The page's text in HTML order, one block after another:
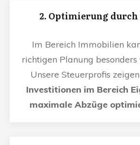
2. Optimierung
Im Bereich Immobilien
richtigen Planung besonders
Unsere Steuerprofis
Investitionen im Bereich
maximale Abzüge